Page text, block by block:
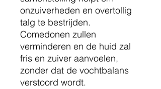
onzuiverheden en overtollig
talg te bestrijden.
Comedonen zullen
verminderen en de huid zal
fris en zuiver aanvoelen,
zonder dat de vochtbalans
verstoord wordt.